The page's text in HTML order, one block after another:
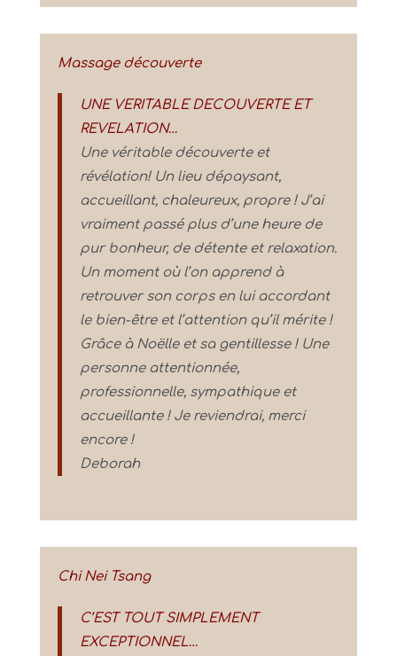
Massage découverte
UNE VERITABLE DECOUVERTE ET
REVELATION…
Une véritable découverte et
révélation! Un lieu dépaysant,
accueillant, chaleureux, propre ! J’ai
vraiment passé plus d’une heure de
pur bonheur, de détente et relaxation.
Un moment où l’on apprend à
retrouver son corps en lui accordant
le bien-être et l’attention qu’il mérite !
Grâce à Noëlle et sa gentillesse ! Une
personne attentionnée,
professionnelle, sympathique et
accueillante ! Je reviendrai, merci
encore !
Deborah
Chi Nei Tsang
C’EST TOUT SIMPLEMENT
EXCEPTIONNEL…